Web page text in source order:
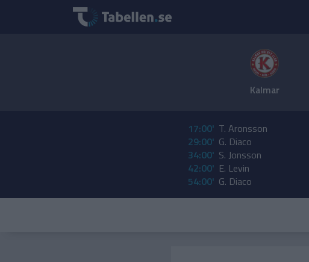
Kalmar
17:00' T. Aronsson
29:00' G. Diaco
34:00' S. Jonsson
42:00' E. Levin
54:00' G. Diaco